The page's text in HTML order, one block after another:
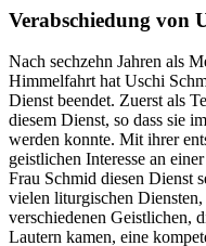
Verabschiedung von
Nach sechzehn Jahren als
Himmelfahrt hat Uschi
Dienstbeendet. Zuerst als
diesem Dienst, so dass sie
werden konnte. Mit ihrer
geistlichen Interesse an
Frau Schmid diesen Dienst
vielen liturgischen
verschiedenen Geistlichen,
Lautern kamen, eine